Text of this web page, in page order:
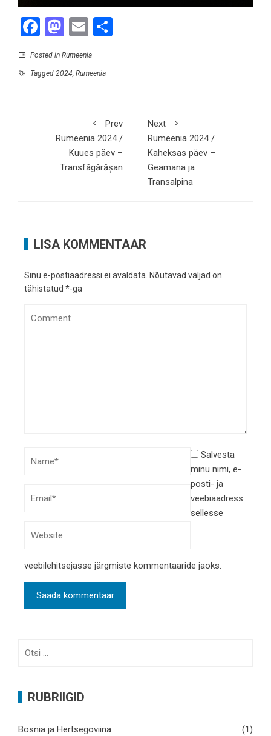
Facebook
Mastodon
Email
Posted in Rumeenia
Tagged 2024 Rumeenia
Prev
Rumeenia 2024 /
Kuues päev –
Transfăgărășan
Next
Rumeenia 2024 /
Kaheksas päev –
Geamana ja
Transalpina
LISA KOMMENTAAR
Sinu e-postiaadressi ei avaldata. Nõutavad väljad on
tähistatud *-ga
Salvesta
minu nimi, e-
posti- ja
veebiaadress
sellesse
veebilehitsejasse järgmiste kommentaaride jaoks.
RUBRIIGID
Bosnia ja Hertsegoviina
(1)